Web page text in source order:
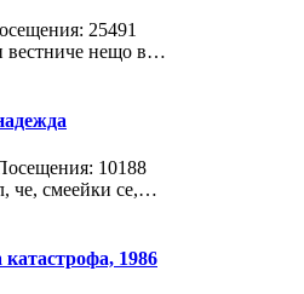
25491
вестниче нещо в…
10188
че, смеейки се,…
1986